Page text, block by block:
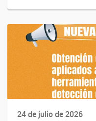
24 de julio de 2026